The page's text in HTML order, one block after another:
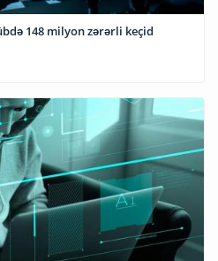
148 milyon zərərli keçid